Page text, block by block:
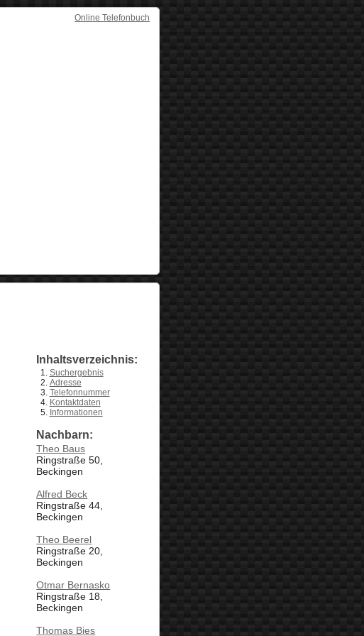
Online Telefonbuch
Inhaltsverzeichnis:
Suchergebnis
Adresse
Telefonnummer
Kontaktdaten
Informationen
Nachbarn:
Theo Baus
Ringstraße 50,
Beckingen
Alfred Beck
Ringstraße 44,
Beckingen
Theo Beerel
Ringstraße 20,
Beckingen
Otmar Bernasko
Ringstraße 18,
Beckingen
Thomas Bies